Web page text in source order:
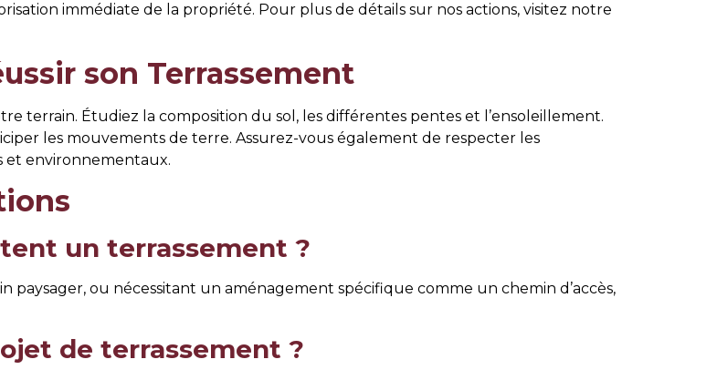
immédiate de la propriété. Pour plus de détails sur nos actions, visitez notre
son Terrassement
terrain. Étudiez la composition du sol, les différentes pentes et l’ensoleillement.
les mouvements de terre. Assurez-vous également de respecter les
et environnementaux.
un terrassement ?
ou nécessitant un aménagement spécifique comme un chemin d’accès,
de terrassement ?